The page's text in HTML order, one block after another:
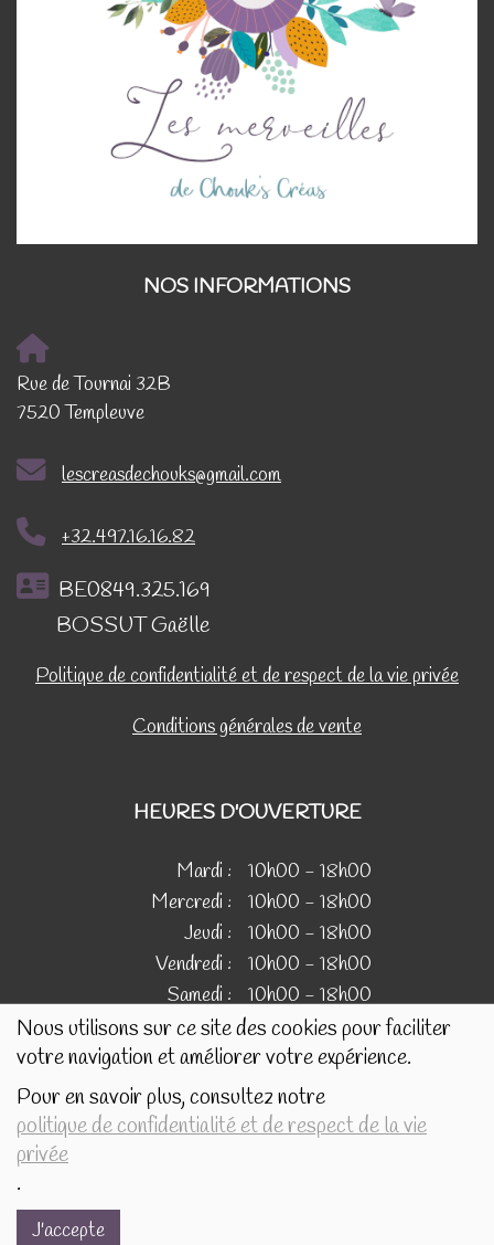
Nous utilisons sur ce site des cookies pour faciliter
votre navigation et améliorer votre expérience.
Pour en savoir plus, consultez notre
politique de confidentialité et de respect de la vie
privée
.
J'accepte
NOS INFORMATIONS
Rue de Tournai 32B
7520 Templeuve
lescreasdechouks@gmail.com
+32.497.16.16.82
BE0849.325.169
BOSSUT Gaëlle
Politique de confidentialité et de respect de la vie privée
Conditions générales de vente
HEURES D'OUVERTURE
Mardi :
10h00 - 18h00
Mercredi :
10h00 - 18h00
Jeudi :
10h00 - 18h00
Vendredi :
10h00 - 18h00
Samedi :
10h00 - 18h00
IMAGES
Les images présentées pour illustrer les produits en vente
sur ce site ne sont pas contractuelles.